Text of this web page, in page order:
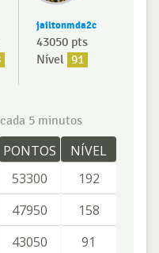
jailtonmda2c
43050 pts
Nível 91
5 minutos
PONTOS
NÍVEL
53300
192
47950
158
43050
91